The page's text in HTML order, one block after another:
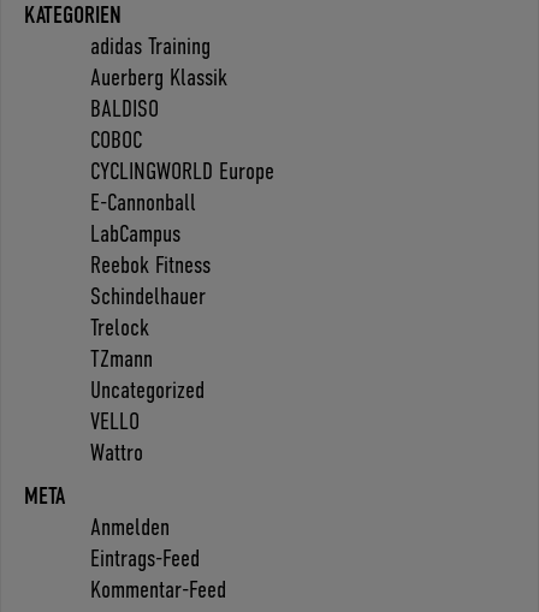
KATEGORIEN
adidas Training
Auerberg Klassik
BALDISO
COBOC
CYCLINGWORLD Europe
E-Cannonball
LabCampus
Reebok Fitness
Schindelhauer
Trelock
TZmann
Uncategorized
VELLO
Wattro
META
Anmelden
Eintrags-Feed
Kommentar-Feed